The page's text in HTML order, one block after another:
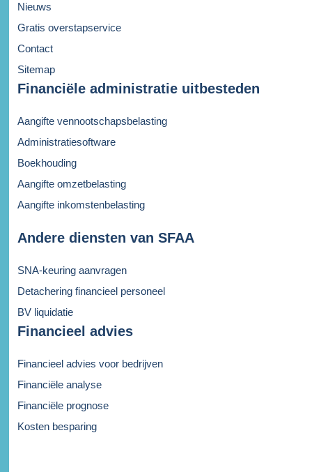
Nieuws
Gratis overstapservice
Contact
Sitemap
Financiële administratie uitbesteden
Aangifte vennootschapsbelasting
Administratiesoftware
Boekhouding
Aangifte omzetbelasting
Aangifte inkomstenbelasting
Andere diensten van SFAA
SNA-keuring aanvragen
Detachering financieel personeel
BV liquidatie
Financieel advies
Financieel advies voor bedrijven
Financiële analyse
Financiële prognose
Kosten besparing